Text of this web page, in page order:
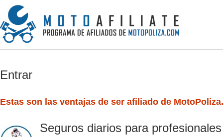
Entrar
Estas son las ventajas de ser afiliado de
Seguros diarios para profesionales